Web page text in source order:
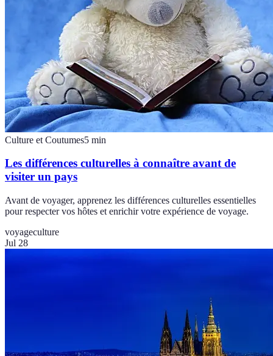
Culture et Coutumes5 min
Les différences culturelles à connaître avant de
visiter un pays
Avant de voyager, apprenez les différences culturelles essentielles
pour respecter vos hôtes et enrichir votre expérience de voyage.
voyageculture
Jul 28